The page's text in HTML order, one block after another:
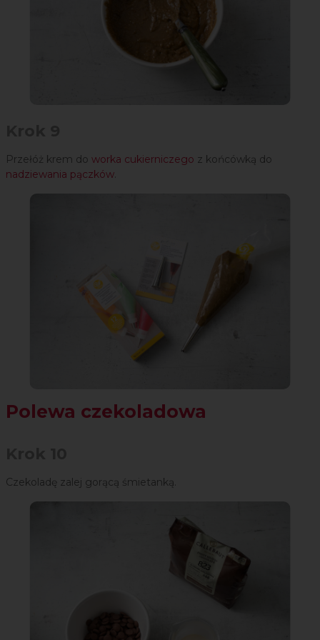
Przełóż krem do worka cukierniczego z końcówką do
nadziewania pączków
Polewa czekoladowa
Czekoladę zalej gorącą śmietanką.